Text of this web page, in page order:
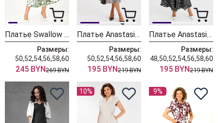
Платье Swallow 844-13 молочный+мятные разводы
Размеры:
50,52,54,56,58,60
245 BYN269 BYN
Платье Anastasia 1326-1 коричнево-серый
Размеры:
50,52,54,56,58,60
195 BYN219 BYN
Платье Anastasia 1237-3 черный
Размеры:
48,50,52,54,56,58,60
195 BYN219 BYN
10% 9%